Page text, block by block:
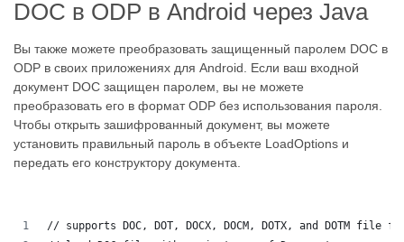
DOC в ODP в Android через Java
Вы также можете преобразовать защищенный паролем DOC в
ODP в своих приложениях для Android. Если ваш входной
документ DOC защищен паролем, вы не можете
преобразовать его в формат ODP без использования пароля.
Чтобы открыть зашифрованный документ, вы можете
установить правильный пароль в объекте LoadOptions и
передать его конструктору документа.
// supports DOC, DOT, DOCX, DOCM, DOTX, and DOTM file